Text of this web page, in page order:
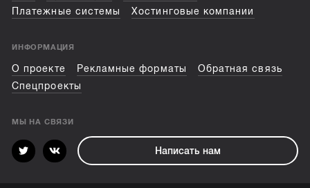
Платежные системы
Хостинговые компании
ИНФОРМАЦИЯ
О проекте Рекламные форматы
Обратная связь
Спецпроекты
МЫ НА СВЯЗИ
Написать нам